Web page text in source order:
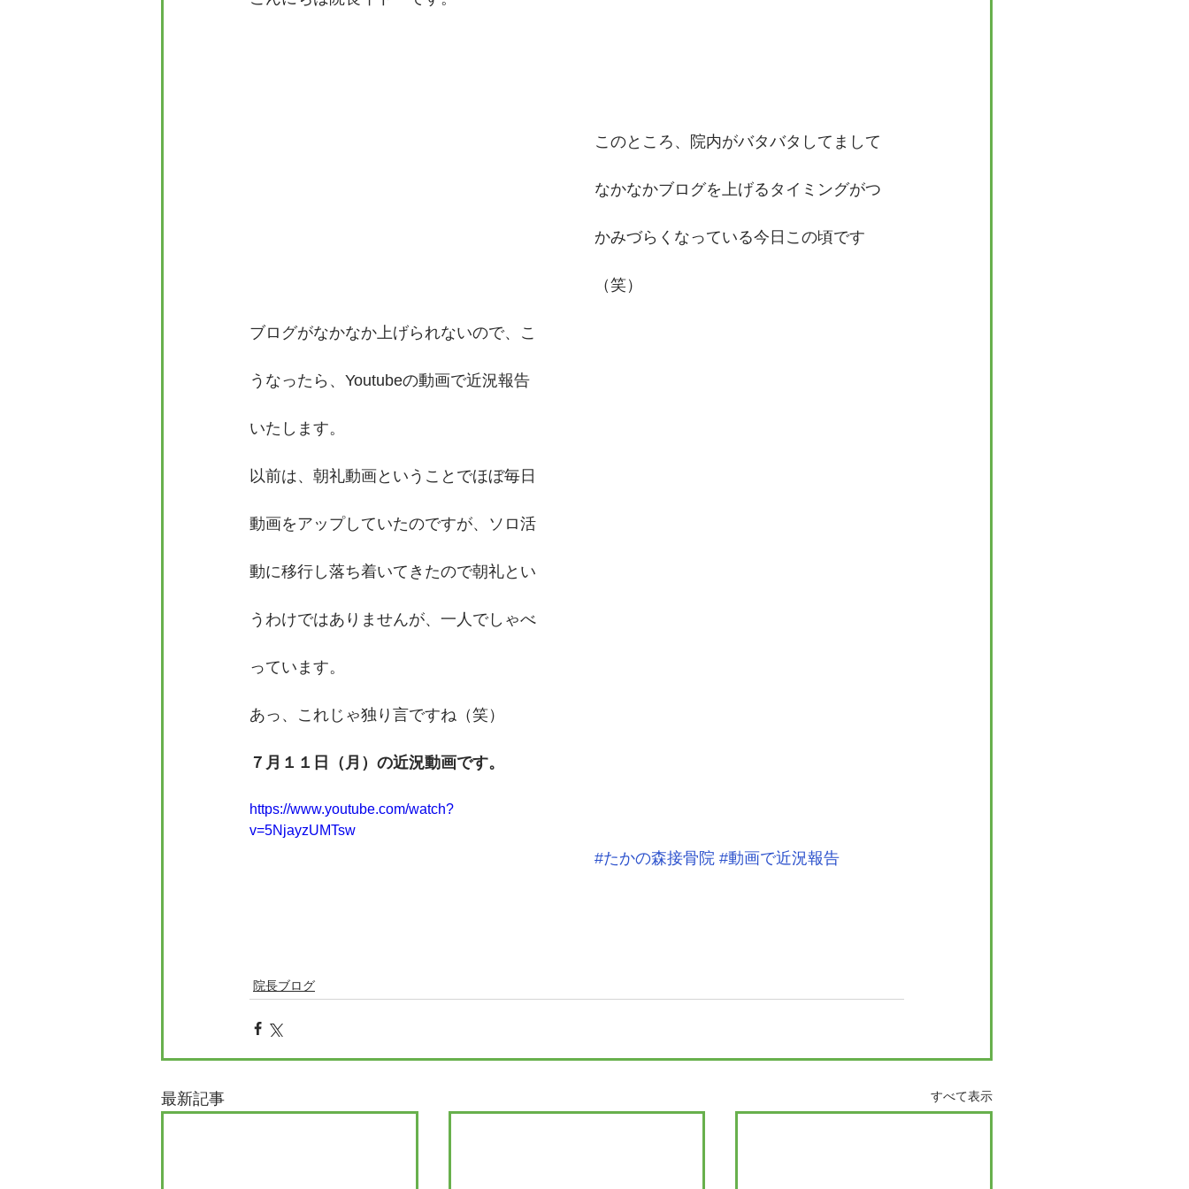
このところ、院内がバタバタしてまして
なかなかブログを上げるタイミングがつ
かみづらくなっている今日この頃です
（笑）
ブログがなかなか上げられないので、こ
うなったら、Youtubeの動画で近況報告
いたします。
以前は、朝礼動画ということでほぼ毎日
動画をアップしていたのですが、ソロ活
動に移行し落ち着いてきたので朝礼とい
うわけではありませんが、一人でしゃべ
っています。
あっ、これじゃ独り言ですね（笑）
７月１１日（月）の近況動画です。
https://www.youtube.com/watch?
v=5NjayzUMTsw
#たかの森接骨院 #動画で近況報告
院長ブログ
最新記事 すべて表示